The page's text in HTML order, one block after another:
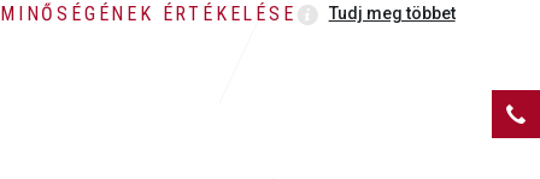
MINŐSÉGÉNEK ÉRTÉKELÉSE Tudj meg többet